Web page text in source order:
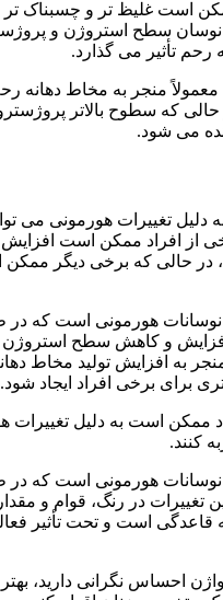
است غلیظ تر و چسبناک تر
نوسان سطح استروژن و
رحم تأثیر می گذارد.
منجر به مخاط دهانه
که سطوح بالاتر
می شود.
دلیل تغییرات هورمونی می
از افراد ممکن است
در حالی که برخی دیگر
نوسانات هورمونی است که
و کاهش سطح استروژن
به افزایش تولید مخاط
برای برخی افراد ایجاد شود.
ممکن است به دلیل تغییرات
کنند.
نوسانات هورمونی است که
تغییرات در رنگ، قوام و
است و تحت تأثیر
احساس نگرانی دارید،